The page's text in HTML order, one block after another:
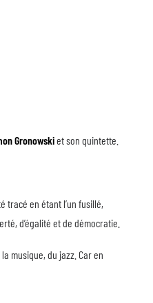
Gronowskiet son quintette.
tracé en étant l’un fusillé,
d’égalité et de démocratie.
musique, du jazz. Car en